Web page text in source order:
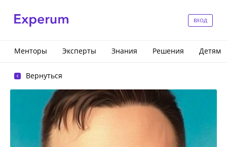
ВХОД
Менторы Эксперты Знания Решения Детям
Вернуться